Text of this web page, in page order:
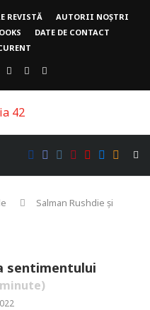
REVISTĂ
AUTORII NOȘTRI
DATE DE CONTACT
Salman Rushdie și
sentimentului
minute)